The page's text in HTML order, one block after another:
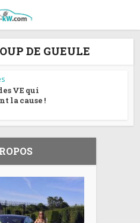
DE GUEULE
VE qui
la cause !